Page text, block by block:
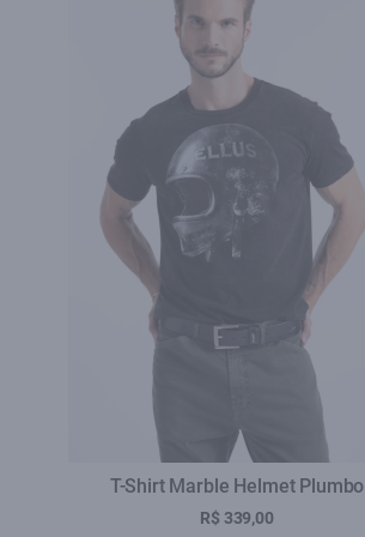
T-Shirt Marble Helmet Plumbo
R$ 339,00